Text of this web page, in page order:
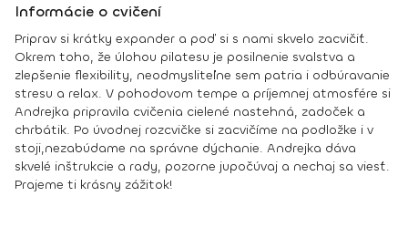
Informácie o cvičení
Priprav si krátky expander a poď si s nami skvelo zacvičiť.
Okrem toho, že úlohou pilatesu je posilnenie svalstva a
zlepšenie flexibility, neodmysliteľne sem patria i odbúravanie
stresu a relax. V pohodovom tempe a príjemnej atmosfére si
Andrejka pripravila cvičenia cielené nastehná, zadoček a
chrbátik. Po úvodnej rozcvičke si zacvičíme na podložke i v
stoji,nezabúdame na správne dýchanie. Andrejka dáva
skvelé inštrukcie a rady, pozorne jupočúvaj a nechaj sa viesť.
Prajeme ti krásny zážitok!